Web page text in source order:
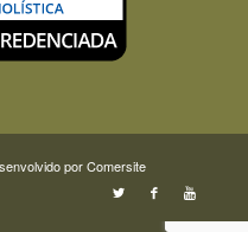
porComersite